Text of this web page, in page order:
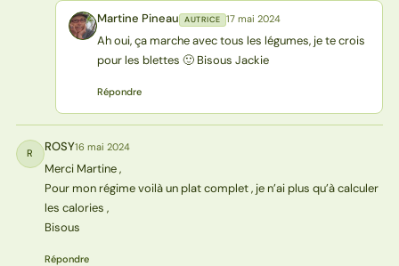
MP Martine Pineau AUTRICE 17 mai 2024
Ah oui, ça marche avec tous les légumes, je te crois
pour les blettes 🙂 Bisous Jackie
Répondre
R ROSY16 mai 2024
Merci Martine ,
Pour mon régime voilà un plat complet , je n’ai plus qu’à calculer
les calories ,
Bisous
Répondre